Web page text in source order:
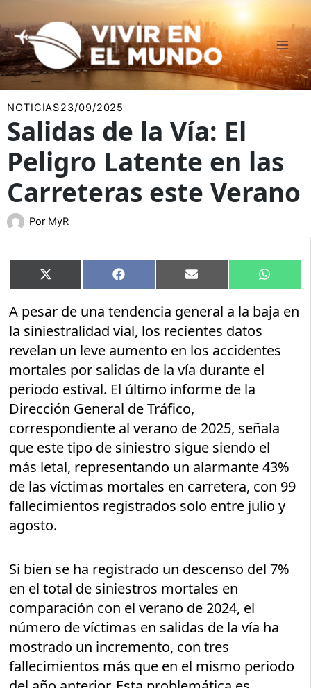
al
contenido
NOTICIAS23/09/2025
Salidas de la Vía: El
Peligro Latente en las
Carreteras este Verano
Por MyR
Compartir
en
X
(Twitter)
Compartir
en
Facebook Compartir
en
Email
en
A pesar de una tendencia general a la baja en
la siniestralidad vial, los recientes datos
revelan un leve aumento en los accidentes
mortales por salidas de la vía durante el
periodo estival. El último informe de la
Dirección General de Tráfico,
correspondiente al verano de 2025, señala
que este tipo de siniestro sigue siendo el
más letal, representando un alarmante 43%
de las víctimas mortales en carretera, con 99
fallecimientos registrados solo entre julio y
agosto.
Si bien se ha registrado un descenso del 7%
en el total de siniestros mortales en
comparación con el verano de 2024, el
número de víctimas en salidas de la vía ha
mostrado un incremento, con tres
fallecimientos más que en el mismo periodo